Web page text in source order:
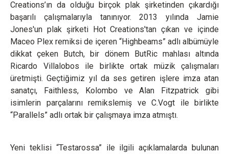
Creations’ın da olduğu birçok plak şirketinden çıkardığı
başarılı çalışmalarıyla tanınıyor. 2013 yılında Jamie
Jones'un plak şirketi Hot Creations'tan çıkan ve içinde
Maceo Plex remiksi de içeren “Highbeams” adlı albümüyle
dikkat çeken Butch, bir dönem ButRic mahlası altında
Ricardo Villalobos ile birlikte ortak müzik çalışmaları
üretmişti. Geçtiğimiz yıl da ses getiren işlere imza atan
sanatçı, Faithless, Kolombo ve Alan Fitzpatrick gibi
isimlerin parçalarını remikslemiş ve C.Vogt ile birlikte
“Parallels” adlı ortak bir çalışmaya imza atmıştı.
Yeni teklisi “Testarossa” ile ilgili açıklamalarda bulunan